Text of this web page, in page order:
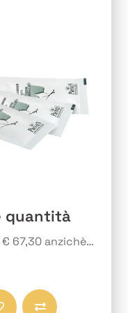
quantità
€ 67,30 anzichè…